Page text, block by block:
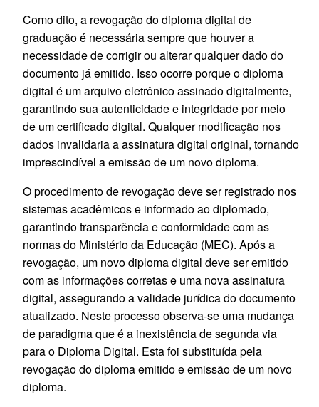
Como dito, a revogação do diploma digital de
graduação é necessária sempre que houver a
necessidade de corrigir ou alterar qualquer dado do
documento já emitido. Isso ocorre porque o diploma
digital é um arquivo eletrônico assinado digitalmente,
garantindo sua autenticidade e integridade por meio
de um certificado digital. Qualquer modificação nos
dados invalidaria a assinatura digital original, tornando
imprescindível a emissão de um novo diploma.
O procedimento de revogação deve ser registrado nos
sistemas acadêmicos e informado ao diplomado,
garantindo transparência e conformidade com as
normas do Ministério da Educação (MEC). Após a
revogação, um novo diploma digital deve ser emitido
com as informações corretas e uma nova assinatura
digital, assegurando a validade jurídica do documento
atualizado. Neste processo observa-se uma mudança
de paradigma que é a inexistência de segunda via
para o Diploma Digital. Esta foi substituída pela
revogação do diploma emitido e emissão de um novo
diploma.